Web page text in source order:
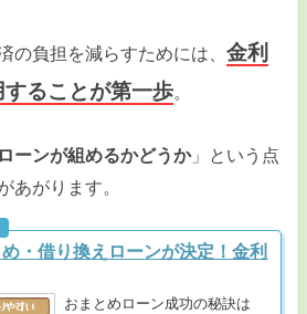
の負担を減らすためには、金利
ることが第一歩。
ーンが組めるかどうか」という点
あがります。
・借り換えローンが決定！金利
おまとめローン成功の秘訣は